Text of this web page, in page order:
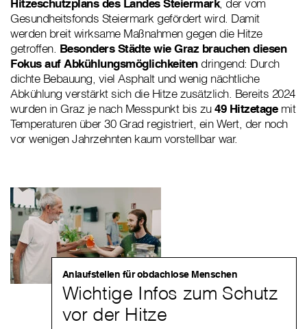
Hitzeschutzplans des Landes Steiermark, der vom
Gesundheitsfonds Steiermark gefördert wird. Damit
werden breit wirksame Maßnahmen gegen die Hitze
getroffen. Besonders Städte wie Graz brauchen diesen
Fokus auf Abkühlungsmöglichkeitendringend: Durch
dichte Bebauung, viel Asphalt und wenig nächtliche
Abkühlung verstärkt sich die Hitze zusätzlich. Bereits 2024
wurden in Graz je nach Messpunkt bis zu49 Hitzetage mit
Temperaturen über 30 Grad registriert, ein Wert, der noch
vor wenigen Jahrzehnten kaum vorstellbar war.
Anlaufstellen für obdachlose Menschen
Wichtige Infos zum Schutz
vor der Hitze